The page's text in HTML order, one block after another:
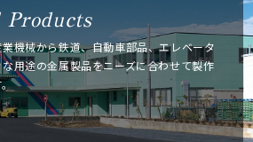
Products
機械から鉄道、自動車部品、エレベータ
用途の金属製品をニーズに合わせて製作